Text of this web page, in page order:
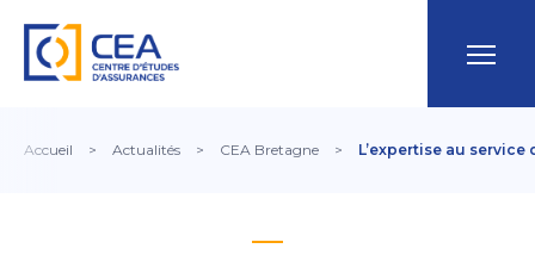
Accueil > Actualités > CEA Bretagne > L’expertise au